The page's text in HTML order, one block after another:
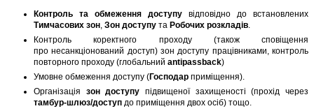
Контроль та обмеження доступу відповідно до встановлених
Тимчасових зон, Зон доступу та Робочих розкладів.
Контроль коректного проходу (також сповіщення
про несанкціонований доступ) зон доступу працівниками, контроль
повторного проходу (глобальний antipassback)
Умовне обмеження доступу (Господар приміщення).
Організація зон доступу підвищеної захищеності (прохід через
тамбур-шлюз/доступ до приміщення двох осіб) тощо.